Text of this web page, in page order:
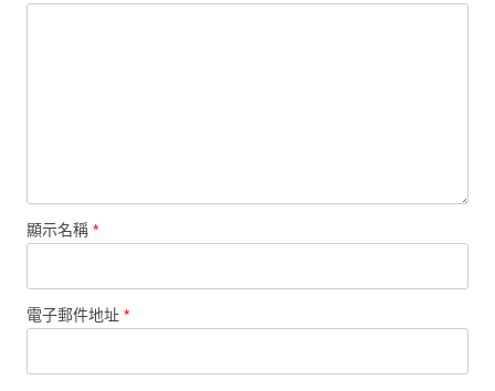
顯示名稱 *
電子郵件地址 *